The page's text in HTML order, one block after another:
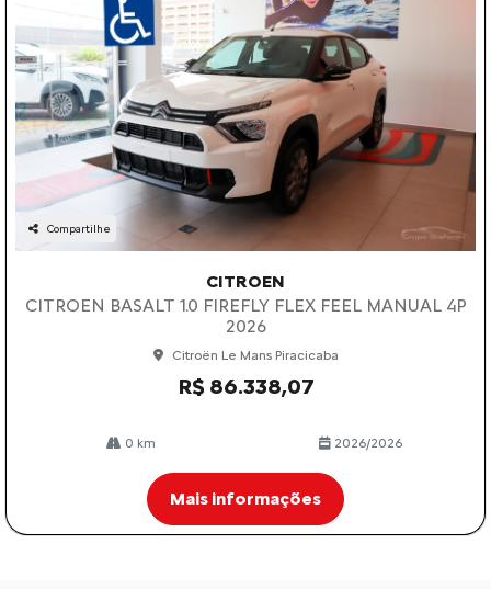
Compartilhe
CITROEN
CITROEN BASALT 1.0 FIREFLY FLEX FEEL MANUAL 4P
2026
Citroën Le Mans Piracicaba
R$ 86.338,07
0 km 2026/2026
Mais informações